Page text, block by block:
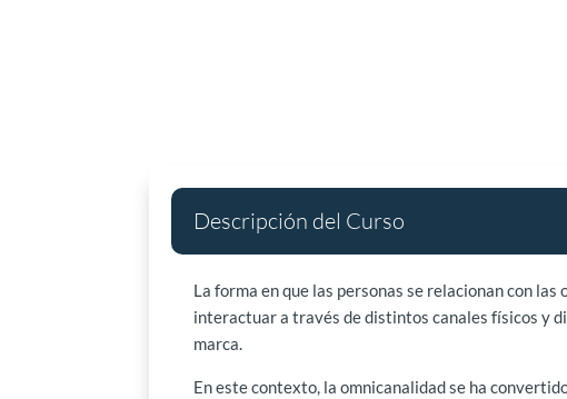
Descripción del Curso
La forma en que las personas se relacionan con
interactuar a través de distintos canales físicos y
marca.
En este contexto, la omnicanalidad se ha